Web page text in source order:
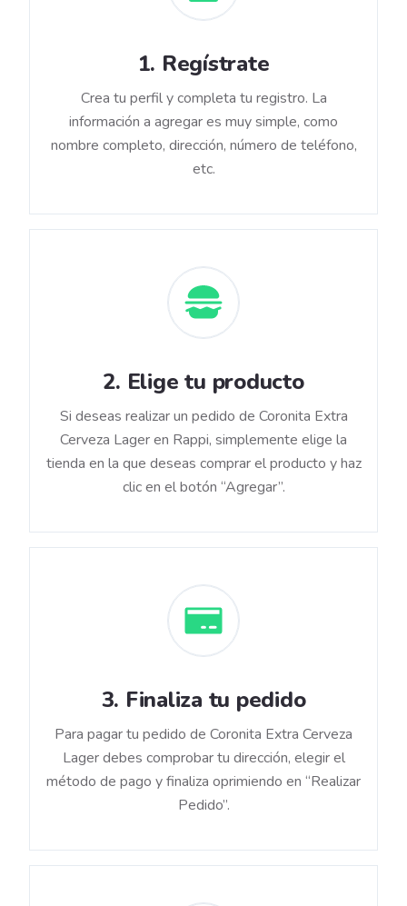
1. Regístrate
Crea tu perfil y completa tu registro. La
información a agregar es muy simple, como
nombre completo, dirección, número de teléfono,
etc.
2. Elige tu producto
Si deseas realizar un pedido de Coronita Extra
Cerveza Lager en Rappi, simplemente elige la
tienda en la que deseas comprar el producto y haz
clic en el botón “Agregar”.
3. Finaliza tu pedido
Para pagar tu pedido de Coronita Extra Cerveza
Lager debes comprobar tu dirección, elegir el
método de pago y finaliza oprimiendo en “Realizar
Pedido”.